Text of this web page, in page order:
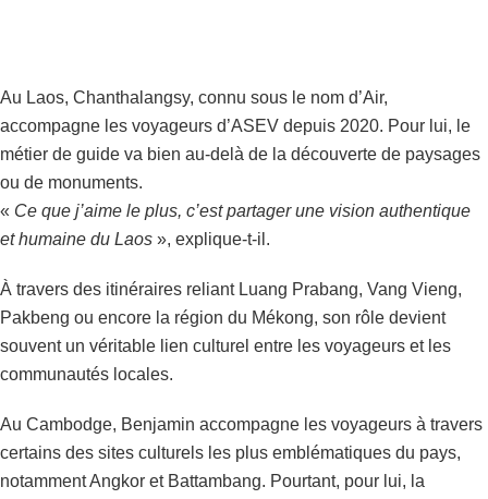
Au Laos, Chanthalangsy, connu sous le nom d’Air,
accompagne les voyageurs d’ASEV depuis 2020. Pour lui, le
métier de guide va bien au-delà de la découverte de paysages
ou de monuments.
« Ce que j’aime le plus, c’est partager une vision authentique
et humaine du Laos », explique-t-il.
À travers des itinéraires reliant Luang Prabang, Vang Vieng,
Pakbeng ou encore la région du Mékong, son rôle devient
souvent un véritable lien culturel entre les voyageurs et les
communautés locales.
Au Cambodge, Benjamin accompagne les voyageurs à travers
certains des sites culturels les plus emblématiques du pays,
notamment Angkor et Battambang. Pourtant, pour lui, la